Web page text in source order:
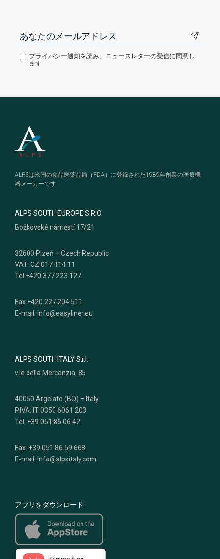
プライバシー通知を読み、ニュースレターの受信に同意し
ます
Footer
ALPSは米国の食品医薬品局（FDA）に登録された1989年創業の医療機
器メーカーです
ALPS SOUTH EUROPE S.R.O.
Božkovské náměstí 17/21
32600 Plzeň – Czech Republic
VAT: CZ 017 414 11
Tel +420 377 223 127
Fax +420 227 204 511
E-mail: info@easyliner.eu
ALPS SOUTH ITALY S.r.l.
v.le della Mercanzia, 85
40050 Argelato (BO) – Italy
P.IVA: IT 0350 6061 203
Tel. +39 051 86 06 42
Fax. +39 051 86 59 668
E-mail: info@alpsitaly.com
アプリをダウンロード: